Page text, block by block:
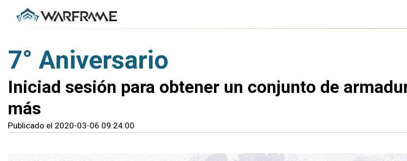
7° Aniversario
Iniciad sesión para obtener un conjunto de
más
Publicado el 2020-03-06 09:24:00